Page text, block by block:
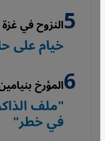
النزوح في غزة
خيام على
المؤرخ
"ملف
في خطر"